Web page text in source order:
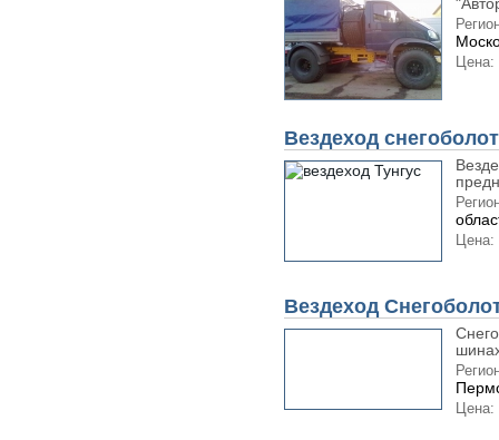
Цена:
Вездеход
Цена:
Вездеход
Цена: